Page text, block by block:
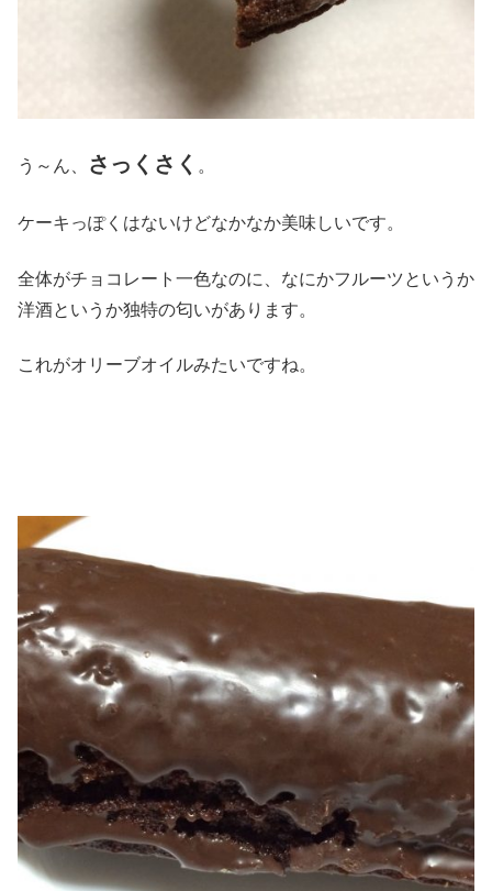
う～ん、 さっくさく 。
ケーキっぽくはないけどなかなか美味しいです。
全体がチョコレート一色なのに、なにかフルーツというか
洋酒というか独特の匂いがあります。
これがオリーブオイルみたいですね。